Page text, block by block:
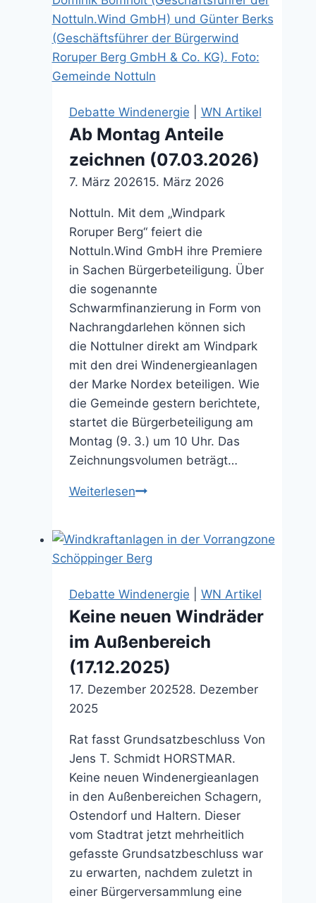
Debatte Windenergie WN Artikel
Ab Montag Anteile
zeichnen (07.03.2026)
7. März 202615. März 2026
Nottuln. Mit dem „Windpark
Roruper Berg“ feiert die
Nottuln.Wind GmbH ihre Premiere
in Sachen Bürgerbeteiligung. Über
die sogenannte
Schwarmfinanzierung in Form von
Nachrangdarlehen können sich
die Nottulner direkt am Windpark
mit den drei Windenergieanlagen
der Marke Nordex beteiligen. Wie
die Gemeinde gestern berichtete,
startet die Bürgerbeteiligung am
Montag (9. 3.) um 10 Uhr. Das
Zeichnungsvolumen beträgt…
WeiterlesenAb
zeichnen
(07.03.2026)
Debatte Windenergie
WN Artikel
Keine neuen Windräder
im Außenbereich
(17.12.2025)
17. Dezember 202528. Dezember
2025
Rat fasst Grundsatzbeschluss Von
Jens T. Schmidt HORSTMAR.
Keine neuen Windenergieanlagen
in den Außenbereichen Schagern,
Ostendorf und Haltern. Dieser
vom Stadtrat jetzt mehrheitlich
gefasste Grundsatzbeschluss war
zu erwarten, nachdem zuletzt in
einer Bürgerversammlung eine